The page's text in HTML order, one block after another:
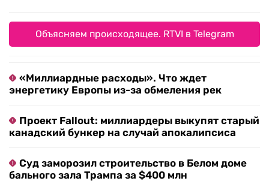
Объясняем происходящее. RTVI в Telegram
«Миллиардные расходы». Что ждет
энергетику Европы из-за обмеления рек
Проект Fallout: миллиардеры выкупят старый
канадский бункер на случай апокалипсиса
Суд заморозил строительство в Белом доме
бального зала Трампа за $400 млн